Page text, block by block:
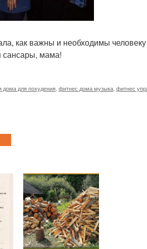
как важны и необходимы человеку
сансары, мама!
дома для похудения фитнес дома музыка фитнес